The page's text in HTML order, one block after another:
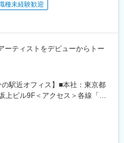
種未経験歓迎
ーティストをデビューからトー
駅近オフィス】■本社：東京都
ビル9F＜アクセス＞各線「渋
神泉駅」より 徒歩4分受動喫煙